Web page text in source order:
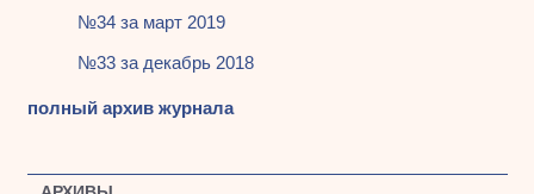
№34 за март 2019
№33 за декабрь 2018
полный архив журнала